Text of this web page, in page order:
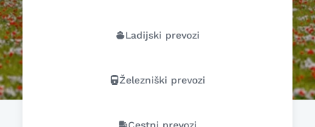
Ladijski prevozi
Železniški prevozi